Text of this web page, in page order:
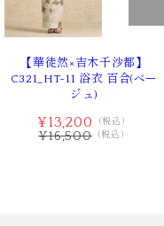
【華徒然×吉木千沙都】
C321_HT-11 浴衣 百合(べー
ジュ)
¥13,200 （税込）
¥16,500（税込）